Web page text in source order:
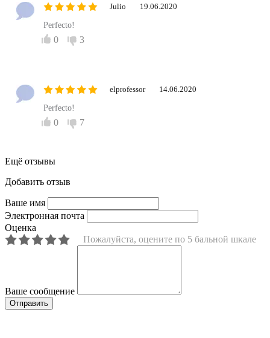
Julio 19.06.2020
Perfecto!
0 3
elprofessor 14.06.2020
Perfecto!
0 7
Ещё отзывы
Добавить отзыв
Ваше имя
Электронная почта
Оценка
Пожалуйста, оцените по 5 бальной шкале
Ваше сообщение